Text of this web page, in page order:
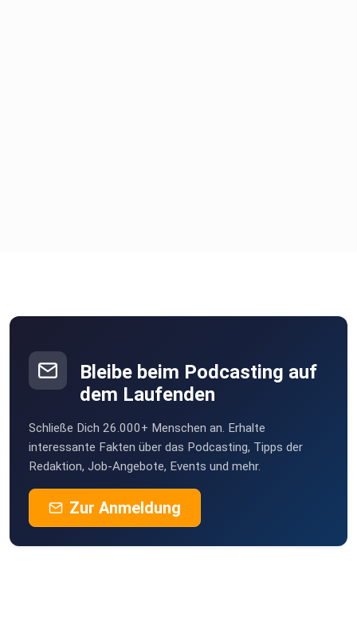
Bleibe beim Podcasting auf
dem Laufenden
Schließe Dich 26.000+ Menschen an. Erhalte
interessante Fakten über das Podcasting, Tipps der
Redaktion, Job-Angebote, Events und mehr.
Zur Anmeldung